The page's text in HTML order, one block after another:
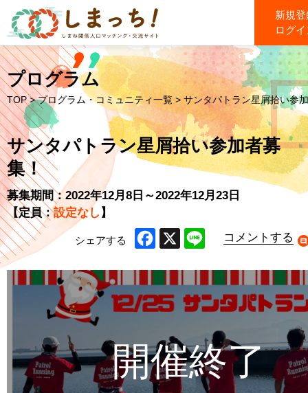
新規
ログ
プログラム
TOP >プログラム・コミュニティ一覧> サンタパトラン星屑拾い参
サンタパトラン星屑拾い参加者募
集！
募集期間：2022年12月8日～2022年12月23日
【定員：設定なし 】
シェアする
コメントする